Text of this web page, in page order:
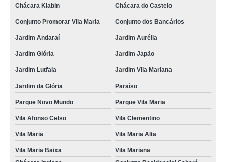
Chácara Klabin
Chácara do Castelo
Conjunto Promorar Vila Maria Conjunto dos Bancários
Jardim Andaraí Jardim Aurélia
Jardim Glória Jardim Japão
Jardim Lutfala Jardim Vila Mariana
Jardim da Glória Paraíso
Parque Novo Mundo Parque Vila Maria
Vila Afonso Celso Vila Clementino
Vila Maria Vila Maria Alta
Vila Maria Baixa
Vila Mariana